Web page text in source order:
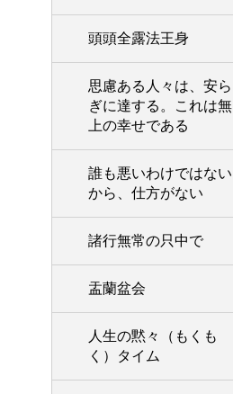
頭頭全露法王身
思慮ある人々は、安ら
ぎに達する。これは無
上の幸せである
誰も悪いわけではない
から、仕方がない
諸行無常の只中で
盂蘭盆会
人生の黙々（もくも
く）タイム